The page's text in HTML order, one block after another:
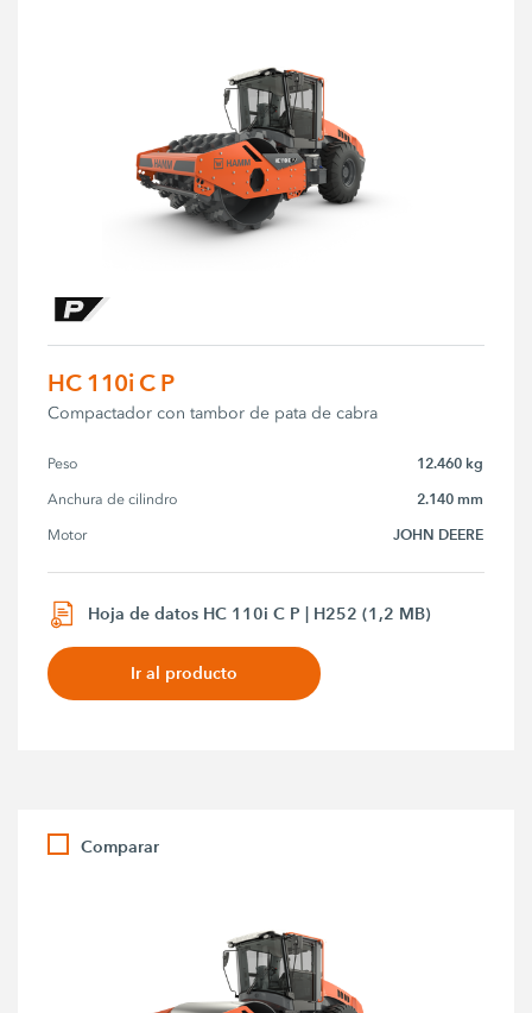
HC 110i C P
Compactador con tambor de pata de cabra
Peso 12.460 kg
Anchura de cilindro 2.140 mm
Motor JOHN DEERE
Hoja de datos HC 110i C P | H252 (1,2 MB)
Ir al producto
Comparar